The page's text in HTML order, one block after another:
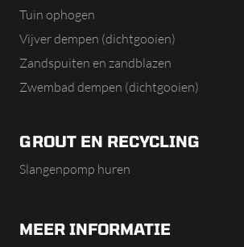
Tuin ophogen
Vijver dempen (dichtgooien)
Zandspuiten en zandblazen
Zwembad dempen (dichtgooien)
GROUT EN RECYCLING
Slangenpomp huren
MEER INFORMATIE